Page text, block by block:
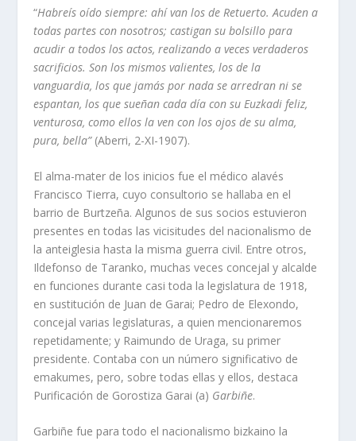
“Habreís oído siempre: ahí van los de Retuerto. Acuden a
todas partes con nosotros; castigan su bolsillo para
acudir a todos los actos, realizando a veces verdaderos
sacrificios. Son los mismos valientes, los de la
vanguardia, los que jamás por nada se arredran ni se
espantan, los que sueñan cada día con su Euzkadi feliz,
venturosa, como ellos la ven con los ojos de su alma,
pura, bella”(Aberri, 2-XI-1907).
El alma-mater de los inicios fue el médico alavés
Francisco Tierra, cuyo consultorio se hallaba en el
barrio de Burtzeña. Algunos de sus socios estuvieron
presentes en todas las vicisitudes del nacionalismo de
la anteiglesia hasta la misma guerra civil. Entre otros,
Ildefonso de Taranko, muchas veces concejal y alcalde
en funciones durante casi toda la legislatura de 1918,
en sustitución de Juan de Garai; Pedro de Elexondo,
concejal varias legislaturas, a quien mencionaremos
repetidamente; y Raimundo de Uraga, su primer
presidente. Contaba con un número significativo de
emakumes, pero, sobre todas ellas y ellos, destaca
Purificación de Gorostiza Garai (a) Garbiñe.
Garbiñe fue para todo el nacionalismo bizkaino la